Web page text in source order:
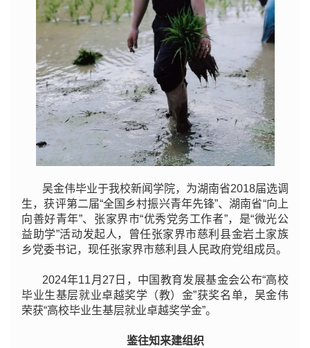
吴金伟毕业于我校新闻学院，为湖南省2018届选调
生，获评第二届“全国乡村振兴青年先锋”、湖南省“向上
向善好青年”、张家界市“优秀党务工作者”，是“微光公
益助学”活动发起人，曾任张家界市慈利县金岩土家族
乡党委书记，现任张家界市慈利县人民政府党组成员。
2024年11月27日，中国教育发展基金会公布“高校
毕业生基层就业卓越奖学（教）金”获奖名单，吴金伟
荣获“高校毕业生基层就业卓越奖学金”。
鉴往知来建组织